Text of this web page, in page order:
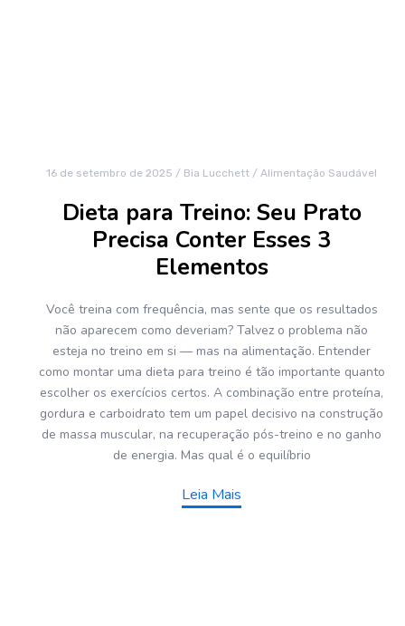
16 de setembro de 2025 / Bia Lucchett / Alimentação Saudável
Dieta para Treino: Seu Prato
Precisa Conter Esses 3
Elementos
Você treina com frequência, mas sente que os resultados
não aparecem como deveriam? Talvez o problema não
esteja no treino em si — mas na alimentação. Entender
como montar uma dieta para treino é tão importante quanto
escolher os exercícios certos. A combinação entre proteína,
gordura e carboidrato tem um papel decisivo na construção
de massa muscular, na recuperação pós-treino e no ganho
de energia. Mas qual é o equilíbrio
Leia Mais